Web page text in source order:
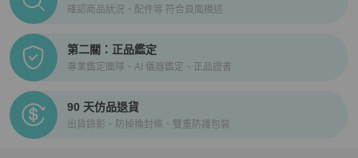
確認商品狀況、配件等 符合頁面描述
第二關：正品鑑定
專業鑑定團隊、AI 儀器鑑定、正品證書
90 天仿品退貨
出貨錄影、防掉換封條、雙重防護包裝